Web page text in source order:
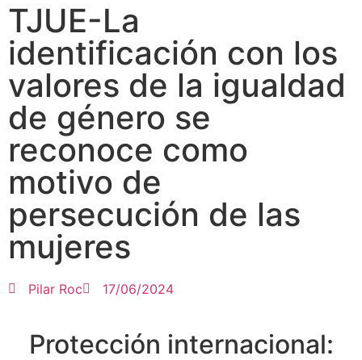
TJUE-La
identificación con los
valores de la igualdad
de género se
reconoce como
motivo de
persecución de las
mujeres
Pilar Roc 17/06/2024
Protección internacional: